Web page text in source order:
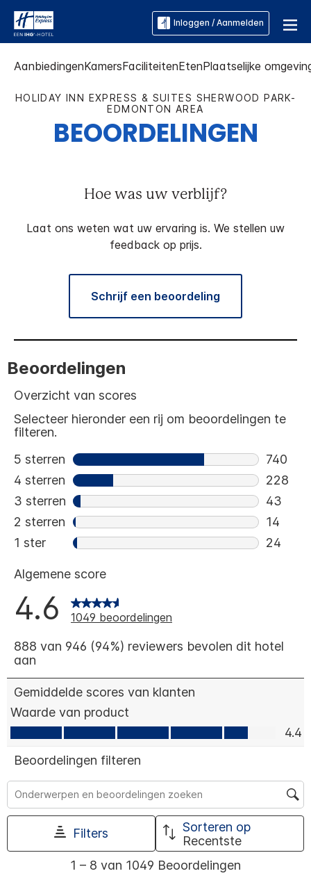
Inloggen / Aanmelden
AanbiedingenKamersFaciliteitenEtenPlaatselijke
HOLIDAY INN EXPRESS & SUITES SHERWOOD PARK-
EDMONTON AREA
BEOORDELINGEN
Hoe was uw verblijf?
Laat ons weten wat uw ervaring is. We stellen uw
feedback op prijs.
Schrijf een beoordeling